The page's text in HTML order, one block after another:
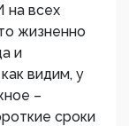
на всех
жизненно
и
видим, у
–
сроки